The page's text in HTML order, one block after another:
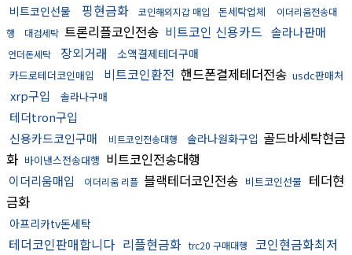
비트코인선물 핑현금화 코인해외지갑 매입 돈세탁업체
이더리움전송대
행
대검세탁 트론리플코인전송 비트코인 신용카드 솔라나판매
언더돈세탁 장외거래 소액결제테더구매
카드로테더코인매입 비트코인환전 핸드폰결제테더전송 usdc판매처
xrp구입 솔라나구매
테더tron구입
신용카드코인구매
비트코인전송대행 솔라나원화구입 골드바세탁현금
화 바이낸스전송대행 비트코인전송대행
이더리움매입 이더리움 리플 블랙테더코인전송 비트코인선물 테더현
금화
아프리카tv돈세탁
테더코인판매합니다 리플현금화 trc20 구매대행
코인현금화최저